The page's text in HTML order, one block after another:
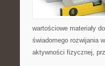
wartościowe materiały
świadomego rozwijania
aktywności fizycznej,